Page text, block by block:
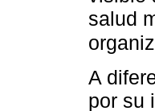
salud
A
por su